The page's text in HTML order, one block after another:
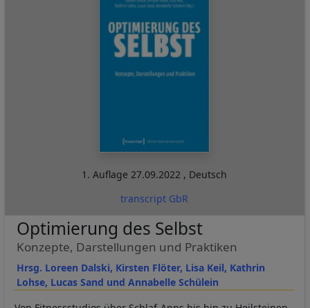
1. Auflage27.09.2022 , Deutsch
transcript GbR
Hrsg. Loreen Dalski, Kirsten Flöter, Lisa Keil, Kathrin
Lohse, Lucas Sand und Annabelle Schülein
Optimierung des Selbst
Konzepte, Darstellungen und Praktiken